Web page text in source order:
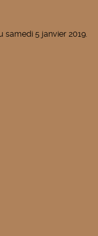
samedi 5 janvier 2019.
débit
de l'Aisne